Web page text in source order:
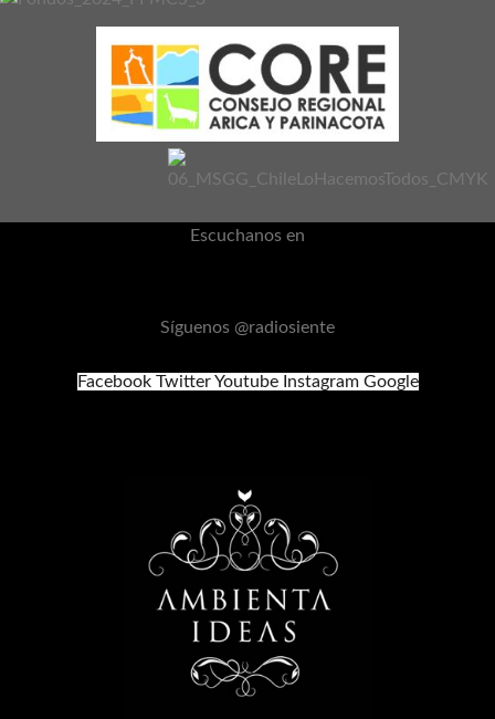
Escuchanos en
Síguenos @radiosiente
Facebook Twitter Youtube Instagram Google